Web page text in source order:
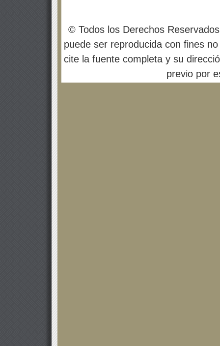
© Todos los Derechos
puede ser reproducida con fines
cite la fuente completa y su
previo por